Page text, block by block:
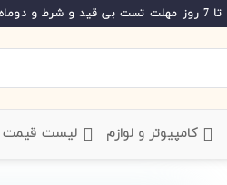
تا 7 روز مهلت تست بی قید و شرط و دوماه گارانتی رایگان
‌ کامپیوتر و لوازم ‌ لیست قیمت